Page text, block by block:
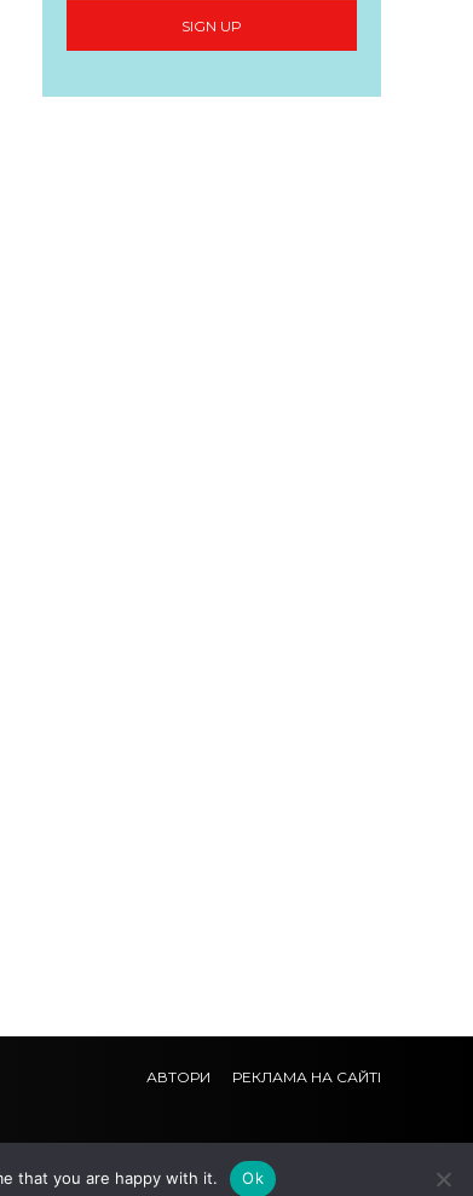
SIGN UP
АВТОРИ РЕКЛАМА НА САЙТІ
that you are happy with it. Ok